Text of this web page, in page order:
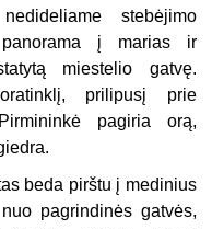
stebėjimo
į marias ir
miestelio gatvę.
prilipusį prie
pagiria orą,
beda pirštu į medinius
pagrindinės gatvės,